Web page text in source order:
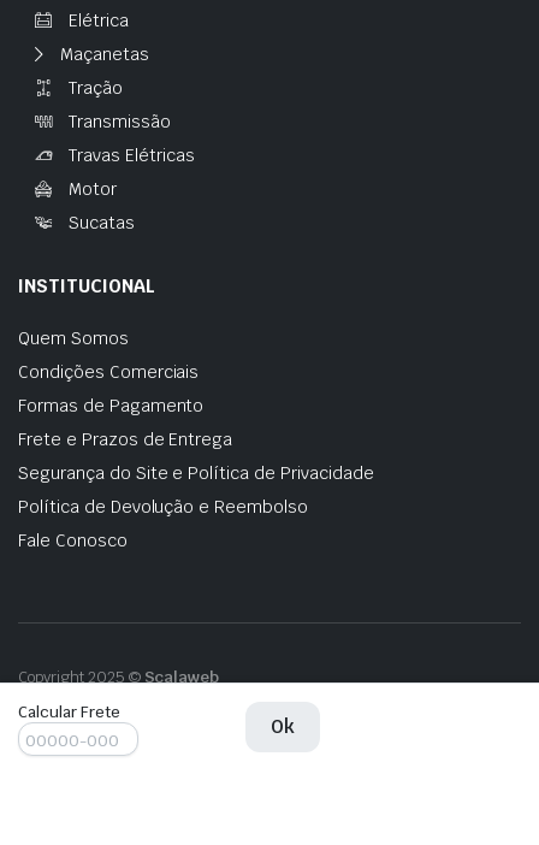
DIFERENCIAL
DIANTEIRO
CHEROKEE
Adicionar ao carrinho
Calcular Frete
Ok
Elétrica
Maçanetas
Tração
Transmissão
Travas Elétricas
Motor
Sucatas
INSTITUCIONAL
Quem Somos
Condições Comerciais
Formas de Pagamento
Frete e Prazos de Entrega
Segurança do Site e Política de Privacidade
Política de Devolução e Reembolso
Fale Conosco
Copyright 2025 © Scalaweb